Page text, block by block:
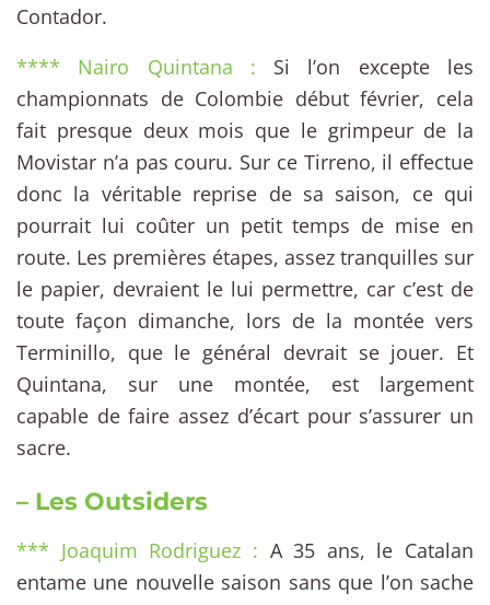
Contador.
**** Nairo Quintana : Si l’on excepte les
championnats de Colombie début février, cela
fait presque deux mois que le grimpeur de la
Movistar n’a pas couru. Sur ce Tirreno, il effectue
donc la véritable reprise de sa saison, ce qui
pourrait lui coûter un petit temps de mise en
route. Les premières étapes, assez tranquilles sur
le papier, devraient le lui permettre, car c’est de
toute façon dimanche, lors de la montée vers
Terminillo, que le général devrait se jouer. Et
Quintana, sur une montée, est largement
capable de faire assez d’écart pour s’assurer un
sacre.
– Les Outsiders
*** Joaquim Rodriguez : A 35 ans, le Catalan
entame une nouvelle saison sans que l’on sache